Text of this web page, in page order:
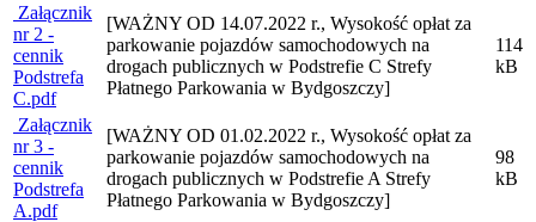
Załącznik
nr 2 -
cennik
Podstrefa
C.pdf
[WAŻNY OD 14.07.2022 r., Wysokość opłat za
parkowanie pojazdów samochodowych na
drogach publicznych w Podstrefie C Strefy
Płatnego Parkowania w Bydgoszczy]
114
kB
Załącznik
nr 3 -
cennik
Podstrefa
A.pdf
[WAŻNY OD 01.02.2022 r., Wysokość opłat za
parkowanie pojazdów samochodowych na
drogach publicznych w Podstrefie A Strefy
Płatnego Parkowania w Bydgoszczy]
98
kB